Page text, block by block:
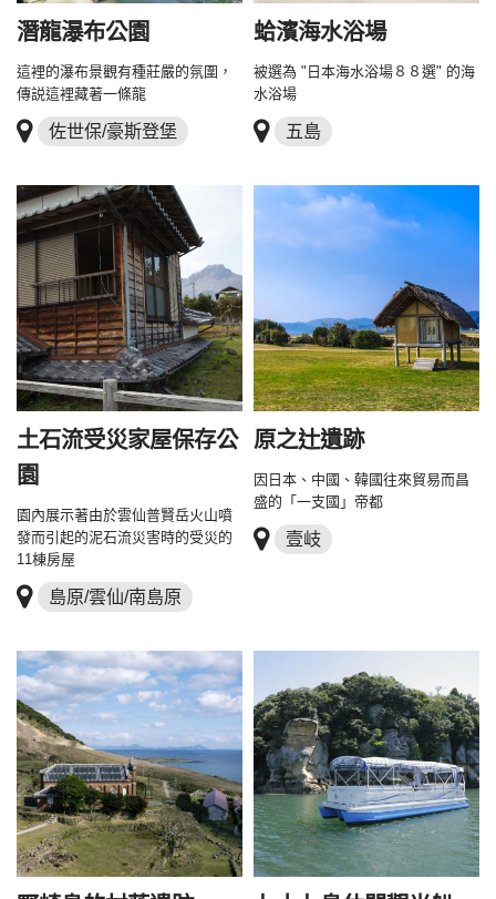
潛龍瀑布公園
這裡的瀑布景觀有種莊嚴的氛圍，
傳説這裡藏著一條龍
佐世保/豪斯登堡
蛤濱海水浴場
被選為 "日本海水浴場８８選" 的海
水浴場
五島
土石流受災家屋保存公
園
園內展示著由於雲仙普賢岳火山噴
發而引起的泥石流災害時的受災的
11棟房屋
島原/雲仙/南島原
原之辻遺跡
因日本、中國、韓國往來貿易而昌
盛的「一支國」帝都
壹岐